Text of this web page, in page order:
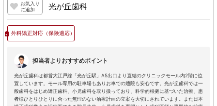
お気入り
に追加
光が丘歯科
外科矯正対応（保険適応）
担当者よりおすすめポイント
光が丘歯科は都営大江戸線「光が丘駅」A5出口より直結のクリニックモール内2階に位
置しています。モール専用の駐車場もありお車での通院も安心です。光が丘歯科では一
般歯科をはじめ矯正歯科、小児歯科を取り扱っており、科学的根拠に基づいた治療、患
者様ひとりひとりに合った無理のない治療計画の立案を大切にされています。また日本